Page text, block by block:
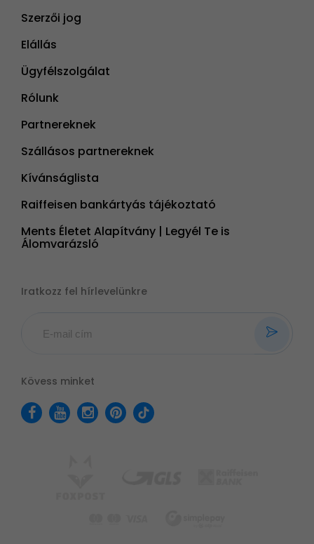
Szerzői jog
Elállás
Ügyfélszolgálat
Rólunk
Partnereknek
Szállásos partnereknek
Kívánságlista
Raiffeisen bankártyás tájékoztató
Ments Életet Alapítvány | Legyél Te is
Álomvarázsló
Iratkozz fel hírlevelünkre
Kövess minket